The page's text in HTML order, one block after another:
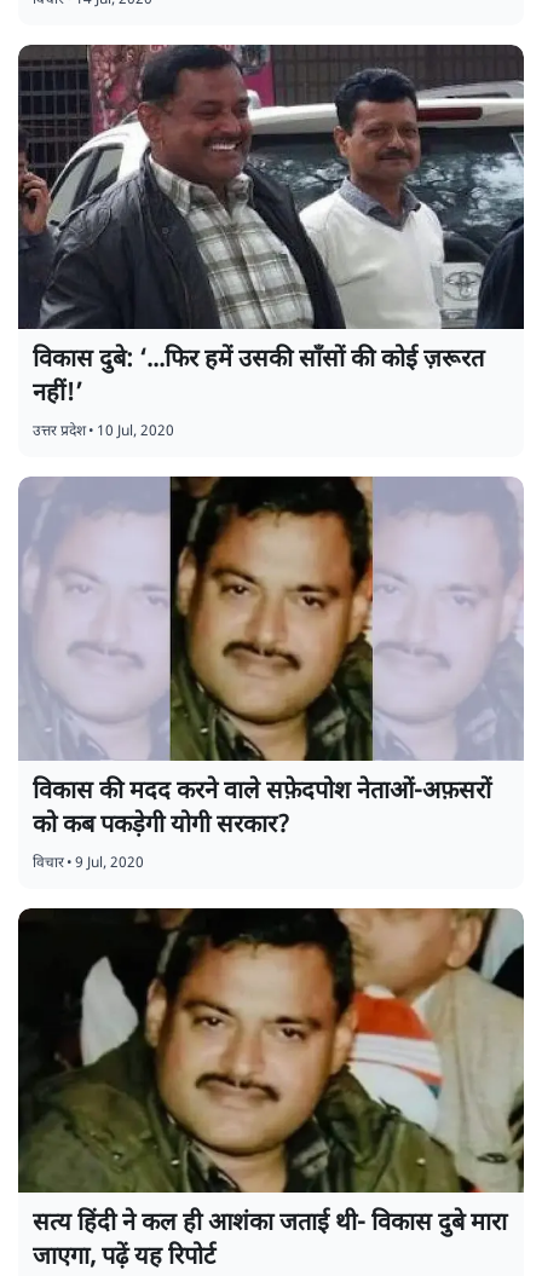
विकास दुबे: ‘...फिर हमें उसकी साँसों की कोई ज़रूरत
नहीं!’
उत्तर प्रदेश• 10 Jul, 2020
विकास की मदद करने वाले सफ़ेदपोश नेताओं-अफ़सरों
को कब पकड़ेगी योगी सरकार?
विचार•9 Jul, 2020
सत्य हिंदी ने कल ही आशंका जताई थी- विकास दुबे मारा
जाएगा, पढ़ें यह रिपोर्ट